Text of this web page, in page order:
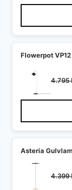
Flowerpot
4.795
Asteria
4.399